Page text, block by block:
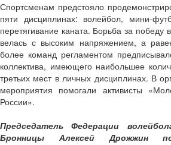
Спортсменам предстояло
пяти дисциплинах: волейбол, мини-
перетягивание каната. Борьба за
велась с высоким напряжением, а
более команд регламентом
коллектива, имеющего наибольшее
третьих мест в личных дисциплинах. В
мероприятия помогали активисты
России».
Председатель Федерации
Бронницы Алексей Дрожжин